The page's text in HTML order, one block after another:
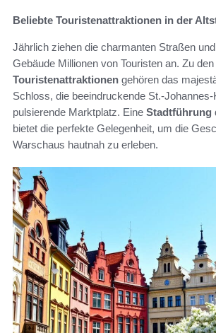
Beliebte Touristenattraktionen in der
Jährlich ziehen die charmanten Straßen
Gebäude Millionen von Touristen an. Zu
Touristenattraktionen gehören das
Schloss, die beeindruckende St.-
pulsierende Marktplatz. Eine Stadtführung
bietet die perfekte Gelegenheit, um die
Warschaus hautnah zu erleben.